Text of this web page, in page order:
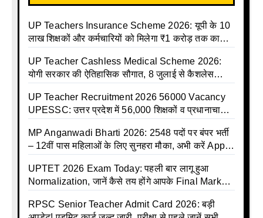
UP Teachers Insurance Scheme 2026: यूपी के 10
लाख शिक्षकों और कर्मचारियों को मिलेगा ₹1 करोड़ तक का
UP Teacher Cashless Medical Scheme 2026:
योगी सरकार की ऐतिहासिक सौगात, 8 जुलाई से कैशलेस
UP Teacher Recruitment 2026 56000 Vacancy
UPESSC: उत्तर प्रदेश में 56,000 शिक्षकों व प्रधानाचार्यों
MP Anganwadi Bharti 2026: 2548 पदों पर बंपर भर्ती
– 12वीं पास महिलाओं के लिए सुनहरा मौका, अभी करें Apply
UPTET 2026 Exam Today: पहली बार लागू हुआ
Normalization, जानें कैसे तय होंगे आपके Final Marks
RPSC Senior Teacher Admit Card 2026: बड़ी